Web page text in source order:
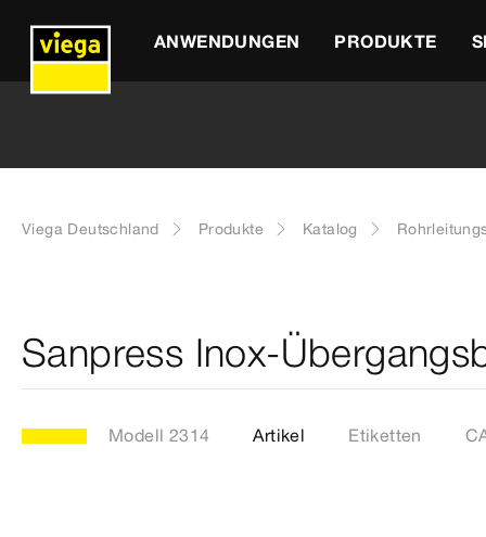
ANWENDUNGEN PRODUKTE
Viega Deutschland Produkte Katalog
Sanpress Inox-
Modell 2314 Artikel Etiketten